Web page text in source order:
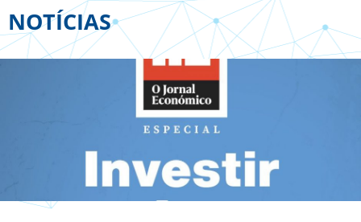
NOTÍCIAS